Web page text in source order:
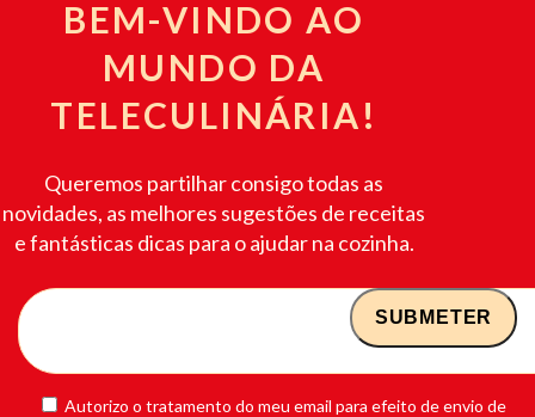
BEM-VINDO AO
MUNDO DA
TELECULINÁRIA!
Queremos partilhar consigo todas as
novidades, as melhores sugestões de receitas
e fantásticas dicas para o ajudar na cozinha.
Autorizo o tratamento do meu email para efeito de envio de